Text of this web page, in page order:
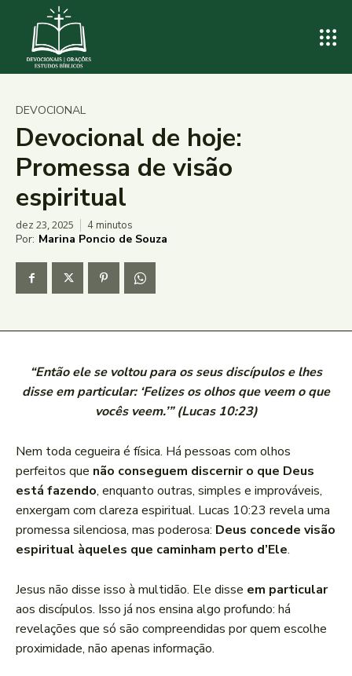
DEVOCIONAL
Devocional de hoje:
Promessa de visão
espiritual
dez 23, 2025 4minutos
Por: Marina Poncio de Souza
“Então ele se voltou para os seus discípulos e lhes
disse em particular: ‘Felizes os olhos que veem o que
vocês veem.’” (Lucas 10:23)
Nem toda cegueira é física. Há pessoas com olhos
perfeitos que não conseguem discernir o que Deus
está fazendo, enquanto outras, simples e improváveis,
enxergam com clareza espiritual. Lucas 10:23 revela uma
promessa silenciosa, mas poderosa: Deus concede visão
espiritual àqueles que caminham perto d’Ele.
Jesus não disse isso à multidão. Ele disse em particular
aos discípulos. Isso já nos ensina algo profundo: há
revelações que só são compreendidas por quem escolhe
proximidade, não apenas informação.